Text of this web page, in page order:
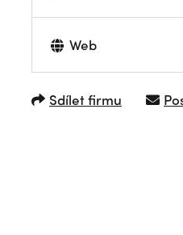
Web
Sdílet firmu